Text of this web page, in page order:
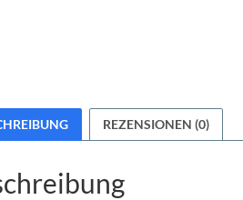
REZENSIONEN (0)